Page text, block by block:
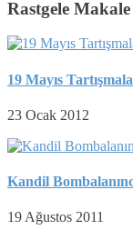
Rastgele Makale
19 Mayıs
23 Ocak 2012
Kandil
19 Ağustos 2011